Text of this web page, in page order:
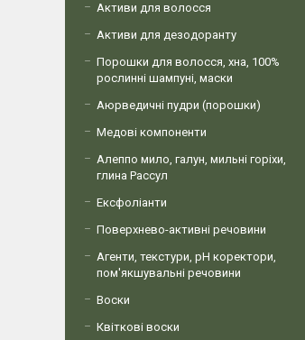
Активи для волосся
Активи для дезодоранту
Порошки для волосся, хна, 100%
рослинні шампуні, маски
Аюрведичні пудри (порошки)
Медові компоненти
Алеппо мило, галун, мильні горіхи,
глина Рассул
Ексфоліанти
Поверхнево-активні речовини
Агенти, текстури, рН коректори,
пом'якшувальні речовини
Воски
Квіткові воски